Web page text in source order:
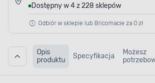
Dostępny w 4 z 228 sklepów
Odbiór w sklepie lub Bricomacie za 0 zł
Opis
produktu
Specyfikacja
Możesz